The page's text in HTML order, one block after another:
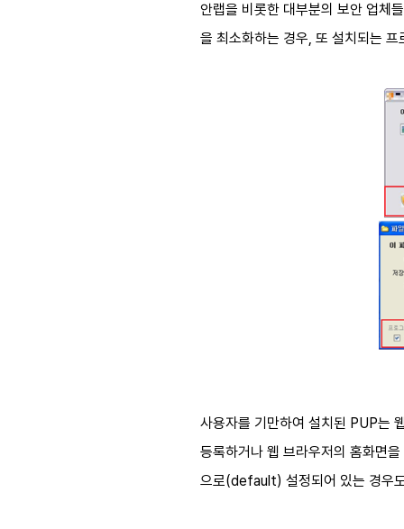
안랩을 비롯한 대부분의 보안 업체
을 최소화하는 경우, 또 설치되는
사용자를 기만하여 설치된 PUP는
등록하거나 웹 브라우저의 홈화면
으로(default) 설정되어 있는 경우